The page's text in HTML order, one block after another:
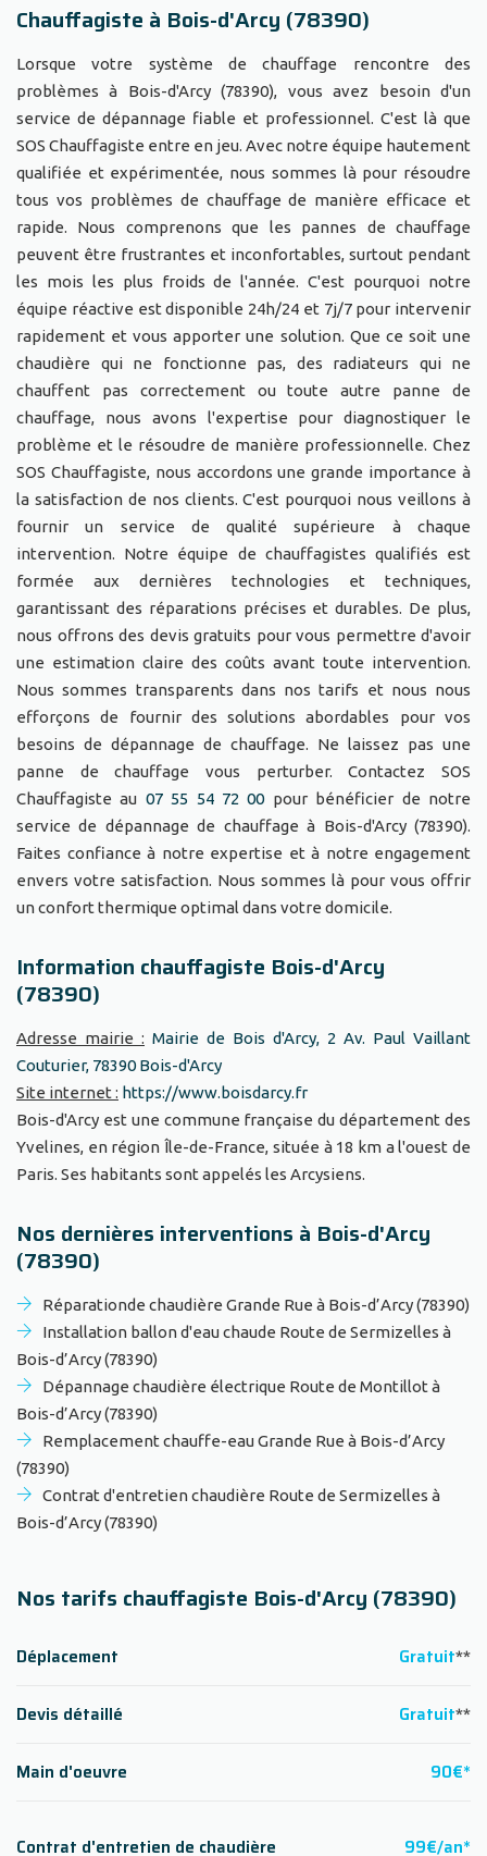
Chauffagiste à Bois-d'Arcy (78390)
Lorsque votre système de chauffage rencontre des
problèmes à Bois-d'Arcy (78390), vous avez besoin d'un
service de dépannage fiable et professionnel. C'est là que
SOS Chauffagiste entre en jeu. Avec notre équipe hautement
qualifiée et expérimentée, nous sommes là pour résoudre
tous vos problèmes de chauffage de manière efficace et
rapide. Nous comprenons que les pannes de chauffage
peuvent être frustrantes et inconfortables, surtout pendant
les mois les plus froids de l'année. C'est pourquoi notre
équipe réactive est disponible 24h/24 et 7j/7 pour intervenir
rapidement et vous apporter une solution. Que ce soit une
chaudière qui ne fonctionne pas, des radiateurs qui ne
chauffent pas correctement ou toute autre panne de
chauffage, nous avons l'expertise pour diagnostiquer le
problème et le résoudre de manière professionnelle. Chez
SOS Chauffagiste, nous accordons une grande importance à
la satisfaction de nos clients. C'est pourquoi nous veillons à
fournir un service de qualité supérieure à chaque
intervention. Notre équipe de chauffagistes qualifiés est
formée aux dernières technologies et techniques,
garantissant des réparations précises et durables. De plus,
nous offrons des devis gratuits pour vous permettre d'avoir
une estimation claire des coûts avant toute intervention.
Nous sommes transparents dans nos tarifs et nous nous
efforçons de fournir des solutions abordables pour vos
besoins de dépannage de chauffage. Ne laissez pas une
panne de chauffage vous perturber. Contactez SOS
Chauffagiste au 07 55 54 72 00pour bénéficier de notre
service de dépannage de chauffage à Bois-d'Arcy (78390).
Faites confiance à notre expertise et à notre engagement
envers votre satisfaction. Nous sommes là pour vous offrir
un confort thermique optimal dans votre domicile.
Information chauffagiste Bois-d'Arcy
(78390)
Adresse mairie : Mairie de Bois d'Arcy, 2 Av. Paul Vaillant
Couturier, 78390 Bois-d'Arcy
Site internet : https://www.boisdarcy.fr
Bois-d'Arcy est une commune française du département des
Yvelines, en région Île-de-France, située à 18 km a l'ouest de
Paris. Ses habitants sont appelés les Arcysiens.
Nos dernières interventions à Bois-d'Arcy
(78390)
Réparationde chaudière Grande Rue à Bois-d’Arcy (78390)
Installation ballon d'eau chaude Route de Sermizelles à
Bois-d’Arcy (78390)
Dépannage chaudière électrique Route de Montillot à
Bois-d’Arcy (78390)
Remplacement chauffe-eau Grande Rue à Bois-d’Arcy
(78390)
Contrat d'entretien chaudière Route de Sermizelles à
Bois-d’Arcy (78390)
Nos tarifs chauffagiste Bois-d'Arcy (78390)
Déplacement Gratuit**
Devis détaillé Gratuit**
Main d'oeuvre 90€*
Contrat d'entretien de chaudière 99€/an*